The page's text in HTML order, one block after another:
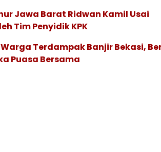
Jawa Barat Ridwan Kamil Usai
Tim Penyidik KPK
Terdampak Banjir Bekasi,
Puasa Bersama